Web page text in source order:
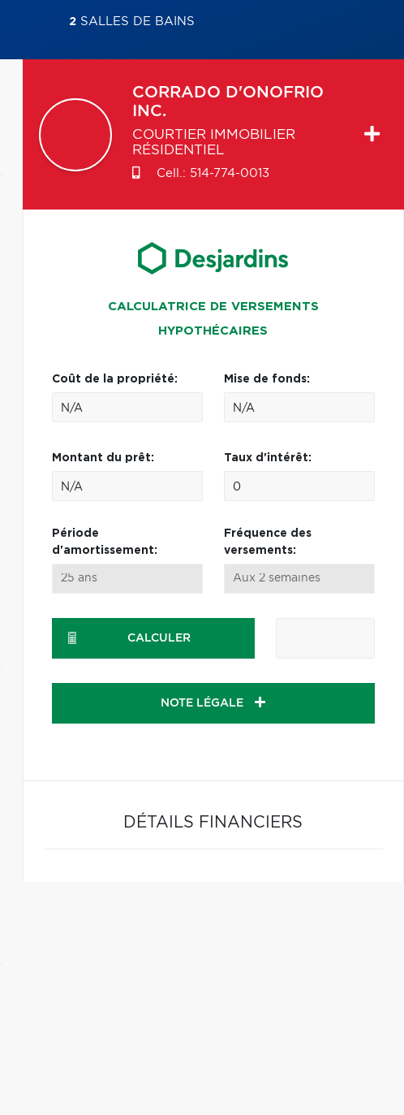
2SALLES DE BAINS
CORRADO D'ONOFRIO
INC.
COURTIER IMMOBILIER
RÉSIDENTIEL
Cell.: 514-774-0013
CALCULATRICE DE VERSEMENTS
HYPOTHÉCAIRES
Coût de la propriété: Mise de fonds:
Montant du prêt: Taux d'intérêt:
Période
d'amortissement:
Fréquence des
versements:
CALCULER
NOTE LÉGALE
DÉTAILS FINANCIERS